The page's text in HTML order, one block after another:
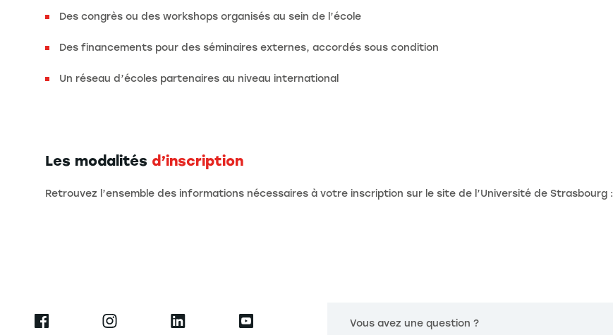
Des congrès ou des workshops organisés au sein de l’école
Des financements pour des séminaires externes, accordés sous condition
Un réseau d’écoles partenaires au niveau international
Les modalités d’inscription
Retrouvez l’ensemble des informations nécessaires à votre inscription sur le site de l’Université de Strasbourg :
Vous avez une question ?